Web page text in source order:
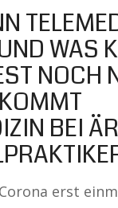
WAS
NOCH
BEI
erst